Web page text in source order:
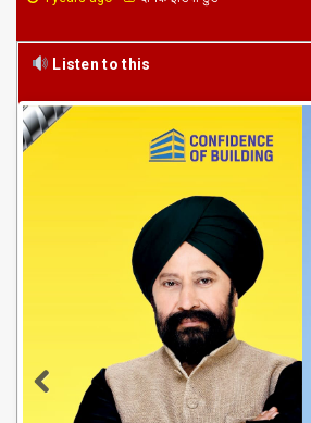
Listen to this